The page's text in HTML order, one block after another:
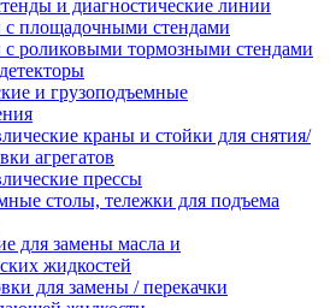
и диагностические линии
площадочными стендами
роликовыми тормозными стендами
и грузоподъемные
краны и стойки для снятия/
агрегатов
прессы
столы, тележки для подъема
для замены масла и
жидкостей
для замены / перекачки